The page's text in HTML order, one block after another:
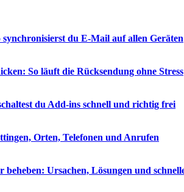
du E-Mail auf allen Geräten
So läuft die Rücksendung ohne Stress
du Add-ins schnell und richtig frei
Orten, Telefonen und Anrufen
Ursachen, Lösungen und